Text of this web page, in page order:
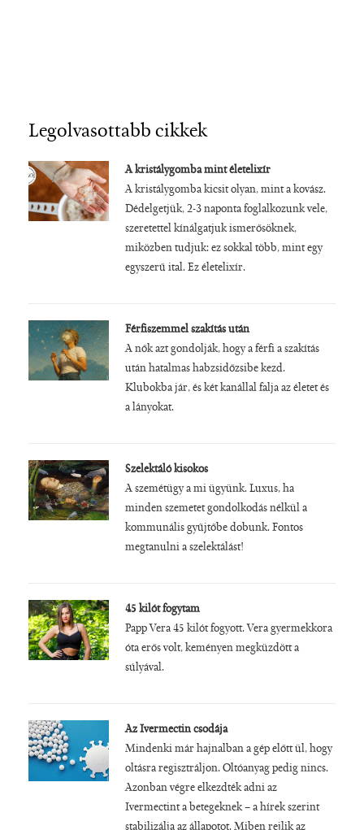
Legolvasottabb cikkek
A kristálygomba mint életelixír
A kristálygomba kicsit olyan, mint a kovász.
Dédelgetjük, 2-3 naponta foglalkozunk vele,
szeretettel kínálgatjuk ismerősöknek,
miközben tudjuk: ez sokkal több, mint egy
egyszerű ital. Ez életelixír.
Férfiszemmel szakítás után
A nők azt gondolják, hogy a férfi a szakítás
után hatalmas habzsidőzsibe kezd.
Klubokba jár, és két kanállal falja az életet és
a lányokat.
Szelektáló kisokos
A szemétügy a mi ügyünk. Luxus, ha
minden szemetet gondolkodás nélkül a
kommunális gyűjtőbe dobunk. Fontos
megtanulni a szelektálást!
45 kilót fogytam
Papp Vera 45 kilót fogyott. Vera gyermekkora
óta erős volt, keményen megküzdött a
súlyával.
Az Ivermectin csodája
Mindenki már hajnalban a gép előtt ül, hogy
oltásra regisztráljon. Oltóanyag pedig nincs.
Azonban végre elkezdték adni az
Ivermectint a betegeknek – a hírek szerint